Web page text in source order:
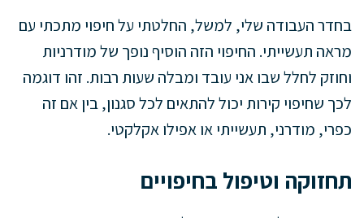
בחדר העבודה שלי, למשל, החלטתי על חיפוי מתכתי עם
מראה תעשייתי. החיפוי הזה הוסיף נופך של מודרניות
וחוזק לחלל שבו אני עובד ומבלה שעות רבות. זהו דוגמה
לכך שחיפוי קירות יכול להתאים לכל סגנון, בין אם זה
כפרי, מודרני, תעשייתי או אפילו אקלקטי.
תחזוקה וטיפול בחיפויים